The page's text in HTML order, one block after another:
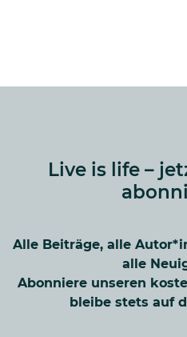
Live is life –
Alle Beiträge, alle
alle
Abonniere unseren
bleibe stets auf